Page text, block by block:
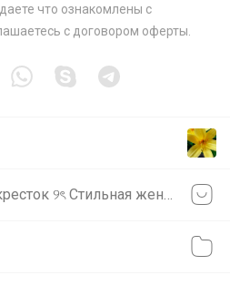
что ознакомлены с
с договором оферты
1150р В пяти